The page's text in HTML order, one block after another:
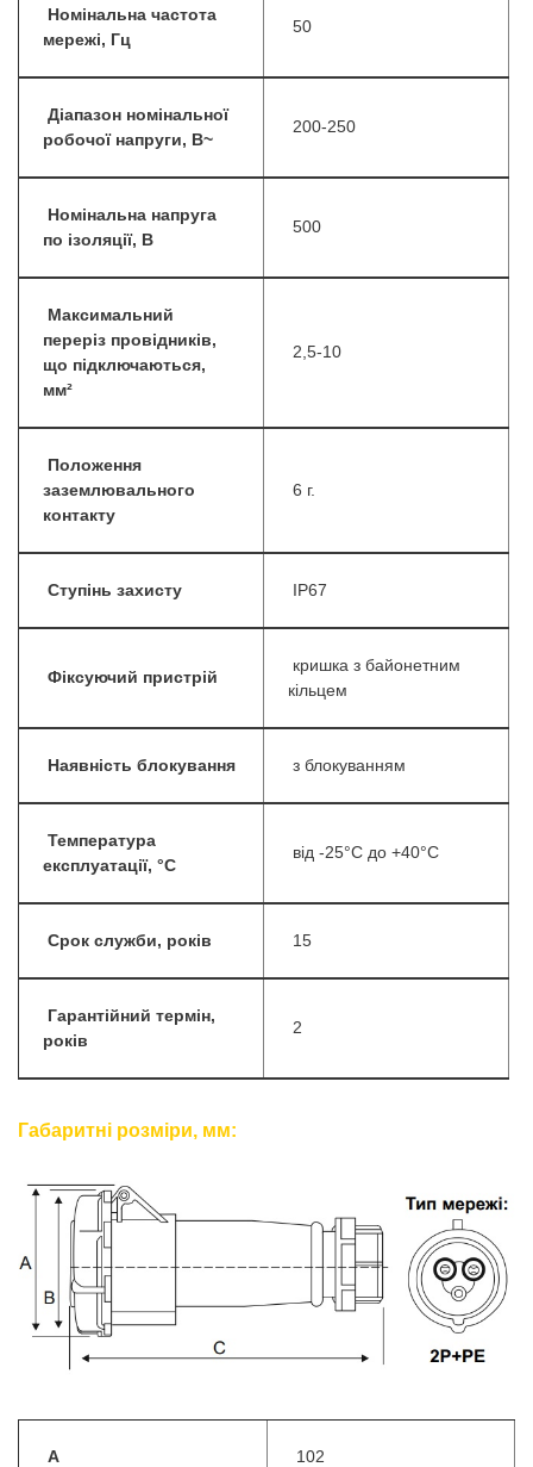
Номінальна частота
мережі, Гц
50
Діапазон номінальної
робочої напруги, В~
200-250
Номінальна напруга
по ізоляції, В
500
Максимальний
переріз провідників,
що підключаються,
мм²
2,5-10
Положення
заземлювального
контакту
6 г.
Ступінь захисту IP67
Фіксуючий пристрій
кришка з байонетним
кільцем
Наявність блокування з блокуванням
Температура
експлуатації, °С
від -25°C до +40°C
Срок служби, років 15
Гарантійний термін,
років
2
Габаритні розміри, мм:
A 102